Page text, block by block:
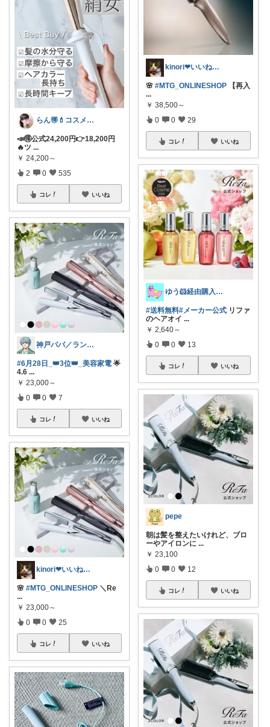
らん🉐💄コスメ&ファッション👗✨
📣🉐公式24,200円👉18,200円
🔥ツ ...
￥ 24,200～
2 0 535
コレ いいね
神戸パパ／ランキング＆レビュー毎日掲載
#6月28日_👑3位👑_美容家電 🌟
4.6 ...
￥ 23,000～
0 0 7
コレ いいね
kinori❤︎いいねご購入感謝です💝
🌸 #MTG_ONLINESHOP ＼Re
...
￥ 23,000～
0 0 25
コレ いいね
kinori❤︎いいねご購入感謝です💝
🌸 #MTG_ONLINESHOP 【再入
...
￥ 38,500～
0 0 29
コレ いいね
ゆう🐹経由購入感謝🙇‍♀️
#送料無料#メーカー公式 リファ
のヘアオイ ...
￥ 2,640～
0 0 13
コレ いいね
pepe
朝は髪を整えたいけれど、ブロ
ーやアイロンに ...
￥ 23,100
0 0 12
コレ いいね